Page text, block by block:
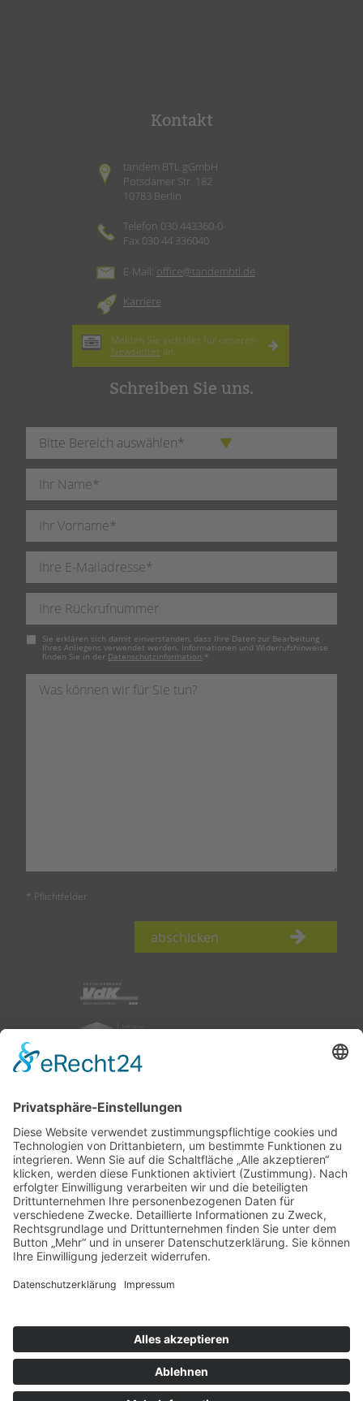
Kontakt
tandem BTL gGmbH
Potsdamer Str. 182
10783 Berlin
Telefon 030 443360-0
Fax 030 44 336040
E-Mail: office@tandembtl.de
Karriere
Melden Sie sich hier für unseren
Newsletter an.
Schreiben Sie uns.
Pflichtfeld
Sie erklären sich damit einverstanden, dass Ihre Daten zur Bearbeitung
Ihres Anliegens verwendet werden. Informationen und Widerrufshinweise
finden Sie in der Datenschutzinformation *
* Pflichtfelder
abschicken
nach oben
Impressum|Datenschutz
Ihnen gefällt, was Sie lesen?
X